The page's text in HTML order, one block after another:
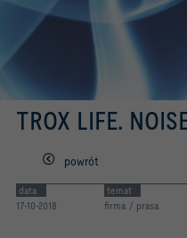
TROX LIFE.
powrót
data
17-10-2018
temat
firma / prasa